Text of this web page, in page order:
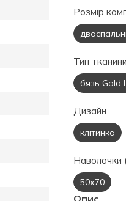
Розмір
Тип тканини
бязь Gold
Дизайн
клітинка
Наволочки
50х70
Опис